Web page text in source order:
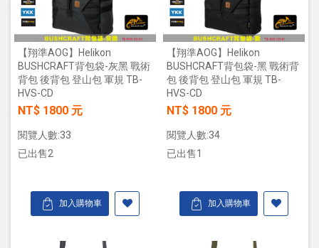
【翔準AOG】Helikon
BUSHCRAFT背包袋-灰黑 戰術
背包 後背包 登山包 軍規 TB-
HVS-CD
NT$ 1800 元
閱覽人數:33
已出售2
加入購物車
【翔準AOG】Helikon
BUSHCRAFT背包袋-黑 戰術背
包 後背包 登山包 軍規 TB-
HVS-CD
NT$ 1800 元
閱覽人數:34
已出售1
加入購物車